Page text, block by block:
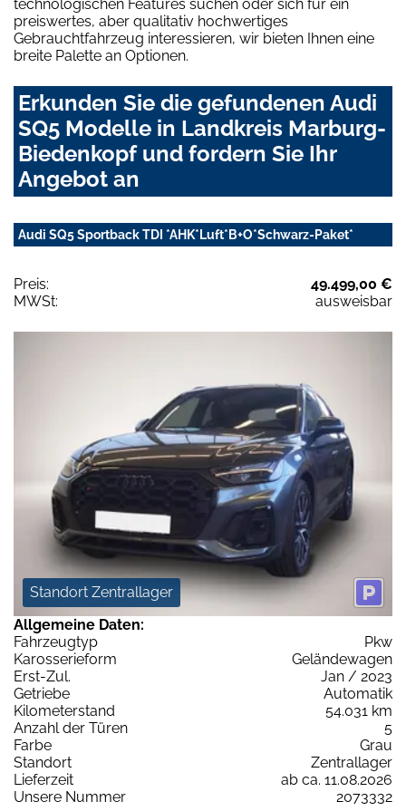
technologischen Features suchen oder sich für ein
preiswertes, aber qualitativ hochwertiges
Gebrauchtfahrzeug interessieren, wir bieten Ihnen eine
breite Palette an Optionen.
Erkunden Sie die gefundenen Audi
SQ5 Modelle in Landkreis Marburg-
Biedenkopf und fordern Sie Ihr
Angebot an
Audi SQ5 Sportback TDI *AHK*Luft*B+O*Schwarz-Paket*
Preis:
49.499,00 €
MWSt:
ausweisbar
Standort Zentrallager
Allgemeine Daten:
Fahrzeugtyp
Pkw
Karosserieform
Geländewagen
Erst-Zul.
Jan / 2023
Getriebe
Automatik
Kilometerstand
54.031 km
Anzahl der Türen
5
Farbe
Grau
Standort
Zentrallager
Lieferzeit
ab ca. 11.08.2026
Unsere Nummer
2073332